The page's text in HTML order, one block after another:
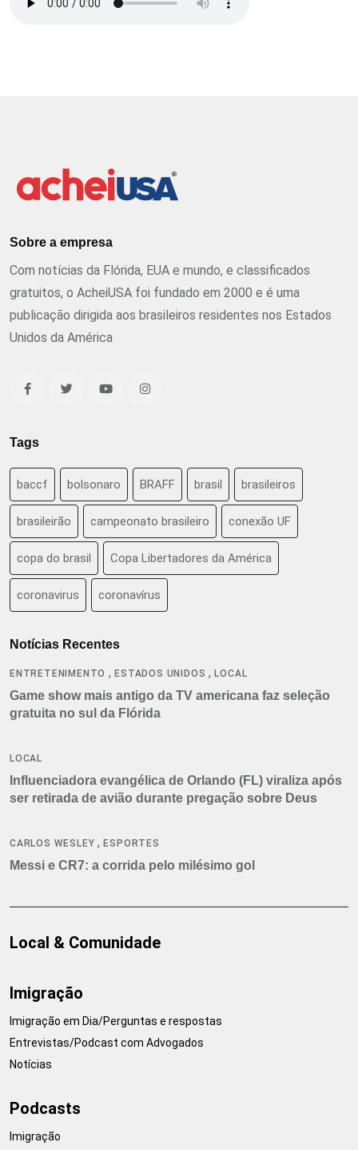
Sobre a empresa
Com notícias da Flórida, EUA e mundo, e classificados
gratuitos, o AcheiUSA foi fundado em 2000 e é uma
publicação dirigida aos brasileiros residentes nos Estados
Unidos da América
Tags
baccf bolsonaro BRAFF brasil brasileiros
brasileirão campeonato brasileiro conexão UF
copa do brasil Copa Libertadores da América
coronavirus coronavírus
Notícias Recentes
ENTRETENIMENTO ,ESTADOS UNIDOS ,LOCAL
Game show mais antigo da TV americana faz seleção
gratuita no sul da Flórida
LOCAL
Influenciadora evangélica de Orlando (FL) viraliza após
ser retirada de avião durante pregação sobre Deus
CARLOS WESLEY ,ESPORTES
Messi e CR7: a corrida pelo milésimo gol
Local & Comunidade
Imigração
Imigração em Dia/Perguntas e respostas
Entrevistas/Podcast com Advogados
Notícias
Podcasts
Imigração